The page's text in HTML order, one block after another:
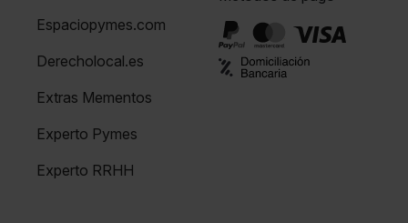
Espaciopymes.com
Derecholocal.es
Extras Mementos
Experto Pymes
Experto RRHH